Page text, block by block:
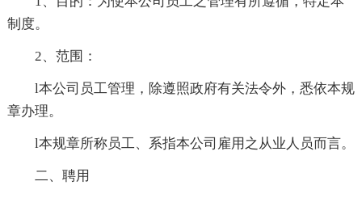
制度。
2、范围：
l本公司员工管理，除遵照政府有关法令外，悉依本规
章办理。
l本规章所称员工、系指本公司雇用之从业人员而言。
二、聘用